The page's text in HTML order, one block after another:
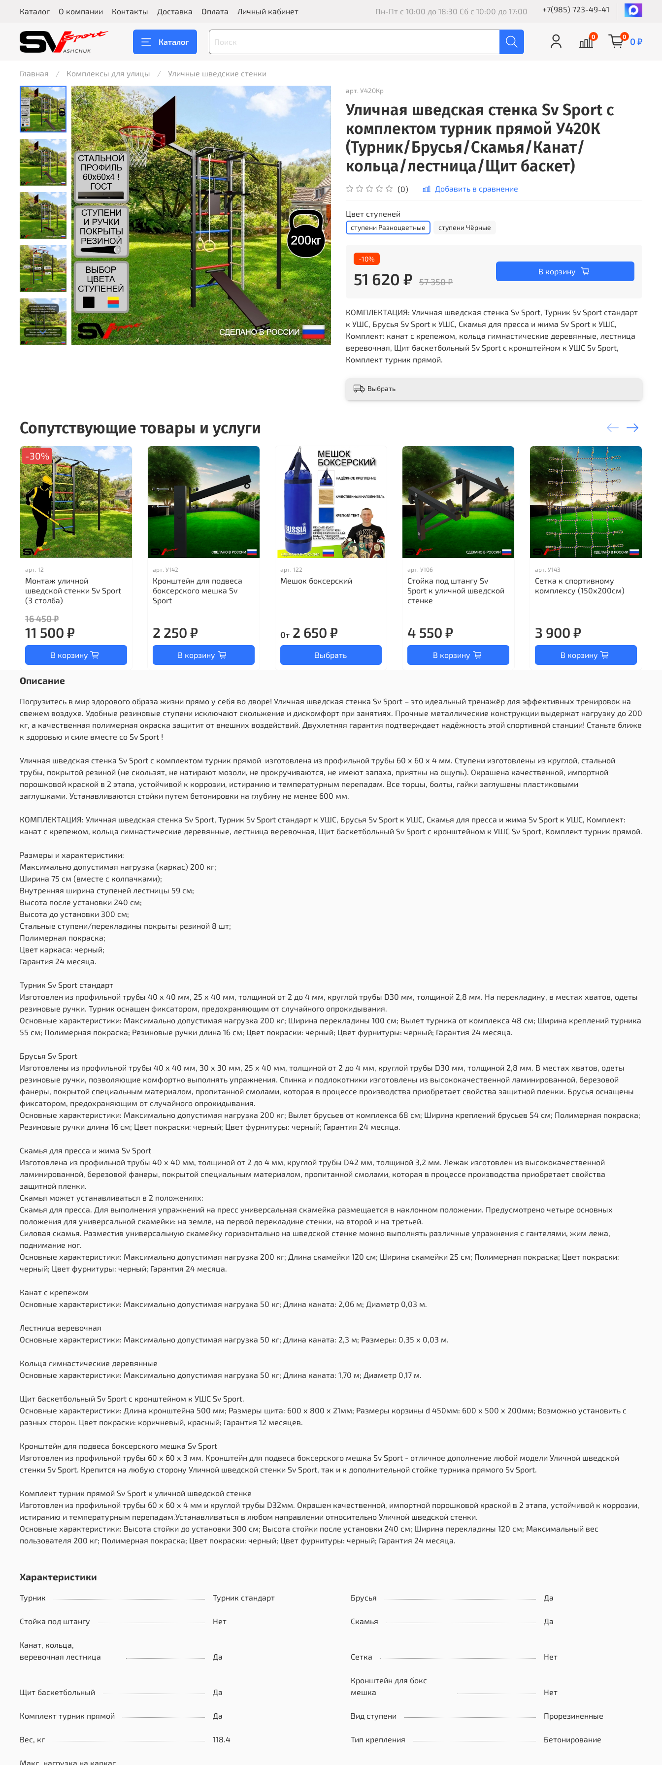
Каталог О компании Контакты Доставка Оплата Личный кабинет Пн-Пт с 10:00 до 18:30 Сб с 10:00 до 17:00 +7(985) 723-49-41
Каталог
0 0 0 ₽
Главная Комплексы для улицы Уличные шведские стенки
арт. У420Кр
Уличная шведская стенка Sv Sport с
комплектом турник прямой У420К
(Турник/Брусья/Скамья/Канат/
кольца/лестница/Щит баскет)
(0) Добавить в сравнение
Цвет ступеней
ступени Разноцветные ступени Чёрные
-10%
51 620 ₽ 57 350 ₽
В корзину
КОМПЛЕКТАЦИЯ: Уличная шведская стенка Sv Sport, Турник Sv Sport стандарт
к УШС, Брусья Sv Sport к УШС, Скамья для пресса и жима Sv Sport к УШС,
Комплект: канат с крепежом, кольца гимнастические деревянные, лестница
веревочная, Щит баскетбольный Sv Sport c кронштейном к УШС Sv Sport,
Комплект турник прямой.
Выбрать
Сопутствующие товары и услуги
-30%
арт. 12
Монтаж уличной
шведской стенки Sv Sport
(3 столба)
16 450 ₽
11 500 ₽
В корзину
арт. У142
Кронштейн для подвеса
боксерского мешка Sv
Sport
2 250 ₽
В корзину
арт. 122
Мешок боксерский
От2 650 ₽
Выбрать
арт.У106
Стойка под штангу Sv
Sport к уличной шведской
стенке
4 550 ₽
В корзину
арт.У143
Сетка к спортивному
комплексу (150х200см)
3 900 ₽
В корзину
Описание
Погрузитесь в мир здорового образа жизни прямо у себя во дворе! Уличная шведская стенка Sv Sport – это идеальный тренажёр для эффективных тренировок на
свежем воздухе. Удобные резиновые ступени исключают скольжение и дискомфорт при занятиях. Прочные металлические конструкции выдержат нагрузку до 200
кг, а качественная полимерная окраска защитит от внешних воздействий. Двухлетняя гарантия подтверждает надёжность этой спортивной станции! Станьте ближе
к здоровью и силе вместе со Sv Sport !
Уличная шведская стенка Sv Sport с комплектом турник прямой изготовлена из профильной трубы 60 х 60 х 4 мм. Ступени изготовлены из круглой, стальной
трубы, покрытой резиной (не скользят, не натирают мозоли, не прокручиваются, не имеют запаха, приятны на ощупь). Окрашена качественной, импортной
порошковой краской в 2 этапа, устойчивой к коррозии, истиранию и температурным перепадам. Все торцы, болты, гайки заглушены пластиковыми
заглушками. Устанавливаются стойки путем бетонировки на глубину не менее 600 мм.
КОМПЛЕКТАЦИЯ: Уличная шведская стенка Sv Sport, Турник Sv Sport стандарт к УШС, Брусья Sv Sport к УШС, Скамья для пресса и жима Sv Sport к УШС, Комплект:
канат с крепежом, кольца гимнастические деревянные, лестница веревочная, Щит баскетбольный Sv Sport c кронштейном к УШС Sv Sport, Комплект турник прямой.
Размеры и характеристики:
Максимально допустимая нагрузка (каркас) 200 кг;
Ширина 75 см (вместе с колпачками);
Внутренняя ширина ступеней лестницы 59 см;
Высота после установки 240 см;
Высота до установки 300 см;
Стальные ступени/перекладины покрыты резиной 8 шт;
Полимерная покраска;
Цвет каркаса: черный;
Гарантия 24 месяца.
Турник Sv Sport стандарт
Изготовлен из профильной трубы 40 х 40 мм, 25 х 40 мм, толщиной от 2 до 4 мм, круглой трубы D30 мм, толщиной 2,8 мм. На перекладину, в местах хватов, одеты
резиновые ручки. Турник оснащен фиксатором, предохраняющим от случайного опрокидывания.
Основные характеристики: Максимально допустимая нагрузка 200 кг; Ширина перекладины 100 см; Вылет турника от комплекса 48 см; Ширина креплений турника
55 см; Полимерная покраска; Резиновые ручки длина 16 см; Цвет покраски: черный; Цвет фурнитуры: черный; Гарантия 24 месяца.
Брусья Sv Sport
Изготовлены из профильной трубы 40 х 40 мм, 30 х 30 мм, 25 х 40 мм, толщиной от 2 до 4 мм, круглой трубы D30 мм, толщиной 2,8 мм. В местах хватов, одеты
резиновые ручки, позволяющие комфортно выполнять упражнения. Спинка и подлокотники изготовлены из высококачественной ламинированной, березовой
фанеры, покрытой специальным материалом, пропитанной смолами, которая в процессе производства приобретает свойства защитной пленки. Брусья оснащены
фиксатором, предохраняющим от случайного опрокидывания.
Основные характеристики: Максимально допустимая нагрузка 200 кг; Вылет брусьев от комплекса 68 см; Ширина креплений брусьев 54 см; Полимерная покраска;
Резиновые ручки длина 16 см; Цвет покраски: черный; Цвет фурнитуры: черный; Гарантия 24 месяца.
Скамья для пресса и жима Sv Sport
Изготовлена из профильной трубы 40 х 40 мм, толщиной от 2 до 4 мм, круглой трубы D42 мм, толщиной 3,2 мм. Лежак изготовлен из высококачественной
ламинированной, березовой фанеры, покрытой специальным материалом, пропитанной смолами, которая в процессе производства приобретает свойства
защитной пленки.
Скамья может устанавливаться в 2 положениях:
Скамья для пресса. Для выполнения упражнений на пресс универсальная скамейка размещается в наклонном положении. Предусмотрено четыре основных
положения для универсальной скамейки: на земле, на первой перекладине стенки, на второй и на третьей.
Силовая скамья. Разместив универсальную скамейку горизонтально на шведской стенке можно выполнять различные упражнения с гантелями, жим лежа,
поднимание ног.
Основные характеристики: Максимально допустимая нагрузка 200 кг; Длина скамейки 120 см; Ширина скамейки 25 см; Полимерная покраска; Цвет покраски:
черный; Цвет фурнитуры: черный; Гарантия 24 месяца.
Канат с крепежом
Основные характеристики: Максимально допустимая нагрузка 50 кг; Длина каната: 2,06 м; Диаметр 0,03 м.
Лестница веревочная
Основные характеристики: Максимально допустимая нагрузка 50 кг; Длина каната: 2,3 м; Размеры: 0,35 х 0,03 м.
Кольца гимнастические деревянные
Основные характеристики: Максимально допустимая нагрузка 50 кг; Длина каната: 1,70 м; Диаметр 0,17 м.
Щит баскетбольный Sv Sport c кронштейном к УШС Sv Sport.
Основные характеристики: Длина кронштейна 500 мм; Размеры щита: 600 х 800 х 21мм; Размеры корзины d 450мм: 600 х 500 х 200мм; Возможно установить с
разных сторон. Цвет покраски: коричневый, красный; Гарантия 12 месяцев.
Кронштейн для подвеса боксерского мешка Sv Sport
Изготовлен из профильной трубы 60 х 60 х 3 мм. Кронштейн для подвеса боксерского мешка Sv Sport - отличное дополнение любой модели Уличной шведской
стенки Sv Sport. Крепится на любую сторону Уличной шведской стенки Sv Sport, так и к дополнительной стойке турника прямого Sv Sport.
Комплект турник прямой Sv Sport к уличной шведской стенке
Изготовлен из профильной трубы 60 х 60 х 4 мм и круглой трубы D32мм. Окрашен качественной, импортной порошковой краской в 2 этапа, устойчивой к коррозии,
истиранию и температурным перепадам.Устанавливаться в любом направлении относительно Уличной шведской стенки.
Основные характеристики: Высота стойки до установки 300 см; Высота стойки после установки 240 см; Ширина перекладины 120 см; Максимальный вес
пользователя 200 кг; Полимерная покраска; Цвет покраски: черный; Цвет фурнитуры: черный; Гарантия 24 месяца.
Характеристики
Турник Турник стандарт Брусья Да
Стойка под штангу Нет Скамья Да
Kанат, кольца,
веревочная лестница
Да Сетка Нет
Щит баскетбольный Да
Кронштейн для бокс
мешка
Нет
Комплект турник прямой Да Вид ступени Прорезиненные
Вес, кг 118.4 Тип крепления Бетонирование
Макс. нагрузка на каркас